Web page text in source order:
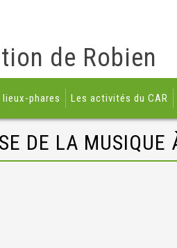
de Robien
lieux-phares Les activités du CAR
DE LA MUSIQUE